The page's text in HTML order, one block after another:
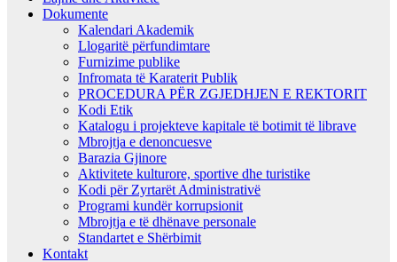
Dokumente
Kalendari Akademik
Llogaritë përfundimtare
Furnizime publike
Infromata të Karaterit Publik
PROCEDURA PËR ZGJEDHJEN E REKTORIT
Kodi Etik
Katalogu i projekteve kapitale të botimit të librave
Mbrojtja e denoncuesve
Barazia Gjinore
Aktivitete kulturore, sportive dhe turistike
Kodi për Zyrtarët Administrativë
Programi kundër korrupsionit
Mbrojtja e të dhënave personale
Standartet e Shërbimit
Kontakt